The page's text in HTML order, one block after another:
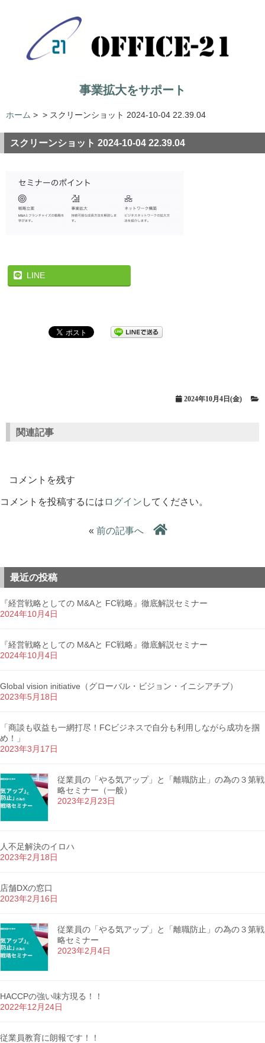
事業拡大をサポート
ホーム > > スクリーンショット 2024-10-04 22.39.04
スクリーンショット 2024-10-04 22.39.04
LINE
2024年10月4日(金)
関連記事
コメントを残す
コメントを投稿するには ログイン してください。
« 前の記事へ
最近の投稿
『経営戦略としての M&Aと FC戦略』徹底解説セミナー
2024年10月4日
『経営戦略としての M&Aと FC戦略』徹底解説セミナー
2024年10月4日
Global vision initiative（グローバル・ビジョン・イニシアチブ）
2023年5月18日
「商談も収益も一網打尽！FCビジネスで自分も利用しながら成功を掴
め！」
2023年3月17日
従業員の「やる気アップ」と「離職防止」の為の３第戦
略セミナー（一般）
2023年2月23日
人不足解決のイロハ
2023年2月18日
店舗DXの窓口
2023年2月16日
従業員の「やる気アップ」と「離職防止」の為の３第戦
略セミナー
2023年2月4日
HACCPの強い味方現る！！
2022年12月24日
従業員教育に朗報です！！